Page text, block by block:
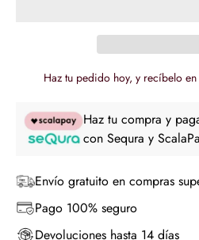
Haz tu pedido hoy, y recíbelo
Haz tu compra y
con Sequra y
Envío gratuito en compras
Pago 100% seguro
Devoluciones hasta 14 días